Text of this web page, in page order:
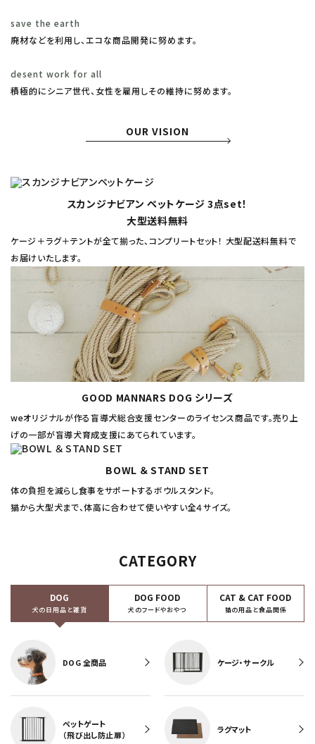
save the earth
廃材などを利用し、エコな商品開発に努めます。
desent work for all
積極的にシニア世代、女性を雇用しその維持に努めます。
OUR VISION
スカンジナビアン ペットケージ 3点set！
大型送料無料
ケージ＋ラグ＋テントが全て揃った、コンプリートセット！ 大型配送料無料で
お届けいたします。
GOOD MANNARS DOG シリーズ
weオリジナルが作る盲導犬総合支援センターのライセンス商品です。売り上
げの一部が盲導犬育成支援にあてられています。
BOWL ＆ STAND SET
体の負担を減らし食事をサポートするボウルスタンド。
猫から大型犬まで、体高に合わせて使いやすい全４サイズ。
CATEGORY
DOG
犬の日用品と雑貨
DOG FOOD
犬のフードやおやつ
CAT & CAT FOOD
猫の用品と食品関係
DOG 全商品 ケージ・サークル
ペットゲート
（飛び出し防止扉）
ラグマット